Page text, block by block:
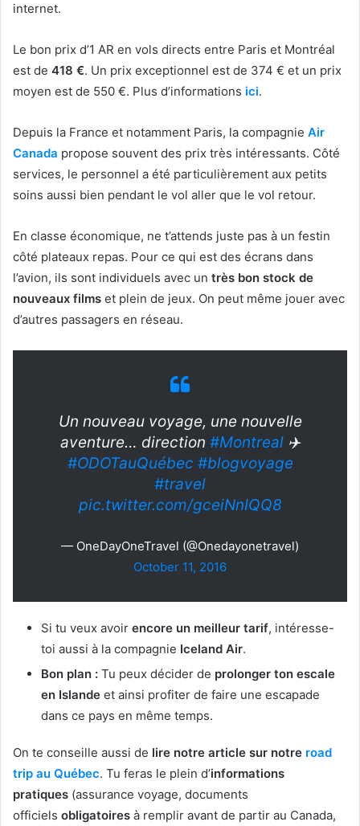
internet.
Le bon prix d’1 AR en vols directs entre Paris et Montréal
est de 418 €. Un prix exceptionnel est de 374 € et un prix
moyen est de 550 €. Plus d’informations ici.
Depuis la France et notamment Paris, la compagnie Air
Canada propose souvent des prix très intéressants. Côté
services, le personnel a été particulièrement aux petits
soins aussi bien pendant le vol aller que le vol retour.
En classe économique, ne t’attends juste pas à un festin
côté plateaux repas. Pour ce qui est des écrans dans
l’avion, ils sont individuels avec un très bon stock de
nouveaux films et plein de jeux. On peut même jouer avec
d’autres passagers en réseau.
Un nouveau voyage, une nouvelle
aventure… direction #Montreal✈️
#ODOTauQuébec #blogvoyage
#travel
pic.twitter.com/gceiNnIQQ8
— OneDayOneTravel (@Onedayonetravel)
October 11, 2016
Si tu veux avoir encore un meilleur tarif, intéresse-
toi aussi à la compagnie Iceland Air.
Bon plan : Tu peux décider de prolonger ton escale
en Islande et ainsi profiter de faire une escapade
dans ce pays en même temps.
On te conseille aussi de lire notre article sur notre road
trip au Québec. Tu feras le plein d’informations
pratiques (assurance voyage, documents
officiels obligatoires à remplir avant de partir au Canada,